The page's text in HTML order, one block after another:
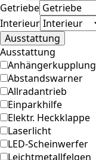
Getriebe
Interieur
Ausstattung
Ausstattung
Anhängerkupplung
Abstandswarner
Allradantrieb
Einparkhilfe
Elektr. Heckklappe
Laserlicht
LED-Scheinwerfer
Leichtmetallfelgen